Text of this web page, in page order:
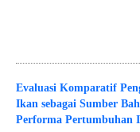
Evaluasi Komparatif
Ikan sebagai Sumber
Performa Pertumbuhan